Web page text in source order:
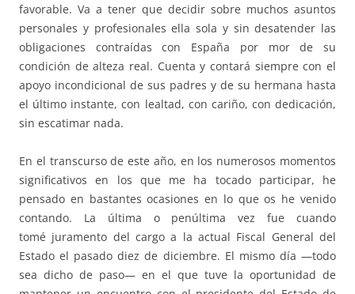
favorable. Va a tener que decidir sobre muchos asuntos
personales y profesionales ella sola y sin desatender las
obligaciones contraídas con España por mor de su
condición de alteza real. Cuenta y contará siempre con el
apoyo incondicional de sus padres y de su hermana hasta
el último instante, con lealtad, con cariño, con dedicación,
sin escatimar nada.
En el transcurso de este año, en los numerosos momentos
significativos en los que me ha tocado participar, he
pensado en bastantes ocasiones en lo que os he venido
contando. La última o penúltima vez fue cuando
tomé juramento del cargo a la actual Fiscal General del
Estado el pasado diez de diciembre. El mismo día —todo
sea dicho de paso— en el que tuve la oportunidad de